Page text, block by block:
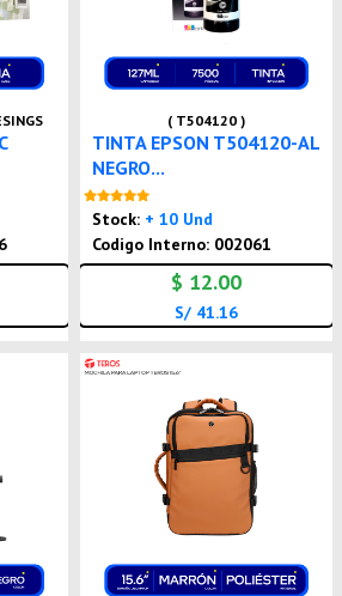
( T504120 )
TINTA EPSON T504120-AL
NEGRO...
Stock: + 10 Und
Codigo Interno: 002061
$ 12.00
S/ 41.16